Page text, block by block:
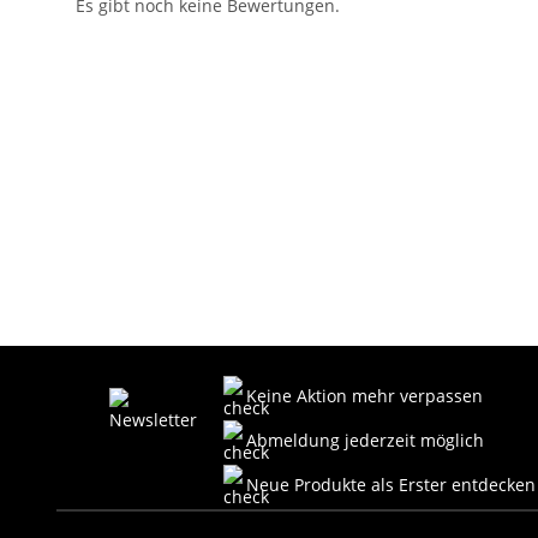
Es gibt noch keine Bewertungen.
Keine Aktion mehr verpassen
Abmeldung jederzeit möglich
Neue Produkte als Erster entdecken